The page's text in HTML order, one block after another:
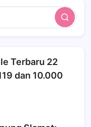
Search
Terbaru 22
dan 10.000